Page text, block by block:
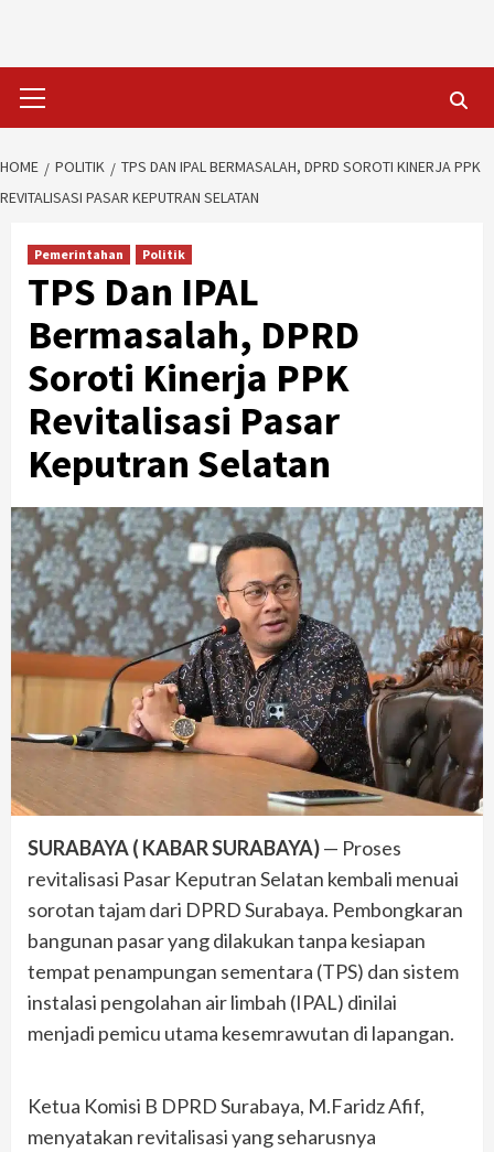
Menu
HOME POLITIK
TPS DAN IPAL BERMASALAH, DPRD SOROTI KINERJA PPK
REVITALISASI PASAR KEPUTRAN SELATAN
Pemerintahan Politik
TPS Dan IPAL
Bermasalah, DPRD
Soroti Kinerja PPK
Revitalisasi Pasar
Keputran Selatan
SURABAYA ( KABAR SURABAYA)— Proses
revitalisasi Pasar Keputran Selatan kembali menuai
sorotan tajam dari DPRD Surabaya. Pembongkaran
bangunan pasar yang dilakukan tanpa kesiapan
tempat penampungan sementara (TPS) dan sistem
instalasi pengolahan air limbah (IPAL) dinilai
menjadi pemicu utama kesemrawutan di lapangan.
Ketua Komisi B DPRD Surabaya, M.Faridz Afif,
menyatakan revitalisasi yang seharusnya